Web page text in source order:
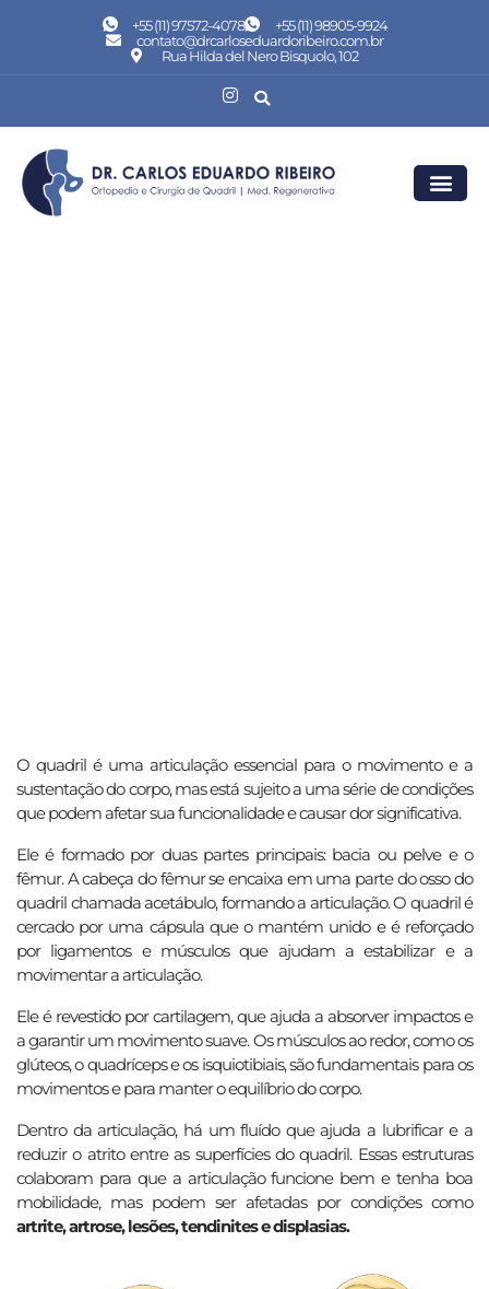
+55 (11) 97572-4078
+55 (11) 98905-9924
contato@drcarloseduardoribeiro.com.br
Rua Hilda del Nero Bisquolo, 102
O quadril é uma articulação essencial para o movimento e a
sustentação do corpo, mas está sujeito a uma série de condições
que podem afetar sua funcionalidade e causar dor significativa.
Ele é formado por duas partes principais: bacia ou pelve e o
fêmur. A cabeça do fêmur se encaixa em uma parte do osso do
quadril chamada acetábulo, formando a articulação. O quadril é
cercado por uma cápsula que o mantém unido e é reforçado
por ligamentos e músculos que ajudam a estabilizar e a
movimentar a articulação.
Ele é revestido por cartilagem, que ajuda a absorver impactos e
a garantir um movimento suave. Os músculos ao redor, como os
glúteos, o quadríceps e os isquiotibiais, são fundamentais para os
movimentos e para manter o equilíbrio do corpo.
Dentro da articulação, há um fluído que ajuda a lubrificar e a
reduzir o atrito entre as superfícies do quadril. Essas estruturas
colaboram para que a articulação funcione bem e tenha boa
mobilidade, mas podem ser afetadas por condições como
artrite, artrose, lesões, tendinites e displasias.